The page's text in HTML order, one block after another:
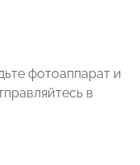
фотоаппарат и
в